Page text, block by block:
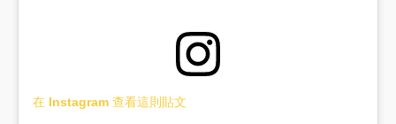
在 Instagram 查看這則貼文